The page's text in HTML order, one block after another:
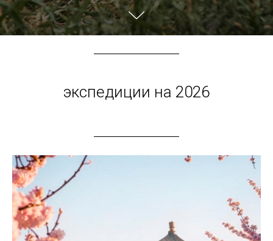
экспедиции на 2026